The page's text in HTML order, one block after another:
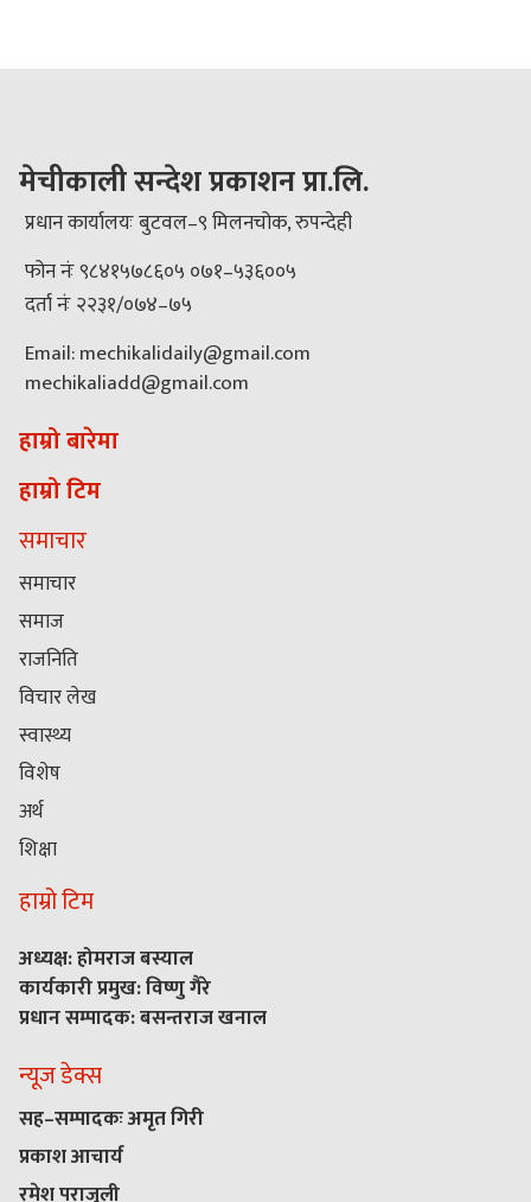
मेचीकाली सन्देश प्रकाशन प्रा.लि.
प्रधान कार्यालयः बुटवल–९ मिलनचोक, रुपन्देही
फोन नंः ९८४१५७८६०५ ०७१–५३६००५
दर्ता नंः २२३१/०७४–७५
Email: mechikalidaily@gmail.com
mechikaliadd@gmail.com
हाम्रो बारेमा
हाम्रो टिम
समाचार
समाचार
समाज
राजनिति
विचार लेख
स्वास्थ्य
विशेष
अर्थ
शिक्षा
हाम्रो टिम
अध्यक्ष: होमराज बस्याल
कार्यकारी प्रमुख: विष्णु गैरे
प्रधान सम्पादक: बसन्तराज खनाल
न्यूज डेक्स
सह–सम्पादकः अमृत गिरी
प्रकाश आचार्य
रमेश पराजुली